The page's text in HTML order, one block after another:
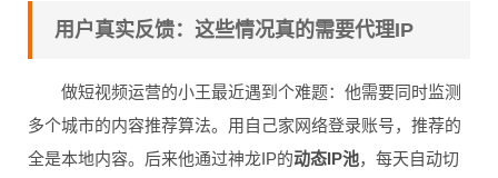
用户真实反馈：这些情况真的需要代理IP
做短视频运营的小王最近遇到个难题：他需要同时监测
多个城市的内容推荐算法。用自己家网络登录账号，推荐的
全是本地内容。后来他通过神龙IP的动态IP池，每天自动切